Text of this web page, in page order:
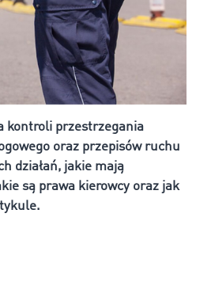
kontroli przestrzegania
oraz przepisów ruchu
działań, jakie mają
są prawa kierowcy oraz jak